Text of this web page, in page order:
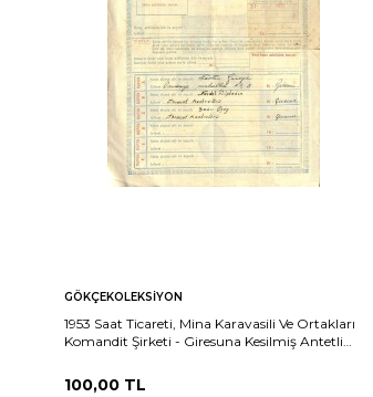
GÖKÇEKOLEKSIYON
1953 Saat Ticareti, Mina Karavasili Ve Ortakları
Komandit Şirketi - Giresuna Kesilmiş Antetli
100,00 TL